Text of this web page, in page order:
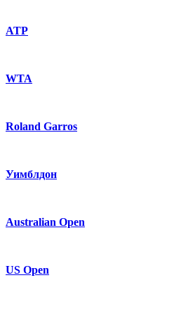
ATP
WTA
Roland Garros
Уимблдон
Australian Open
US Open